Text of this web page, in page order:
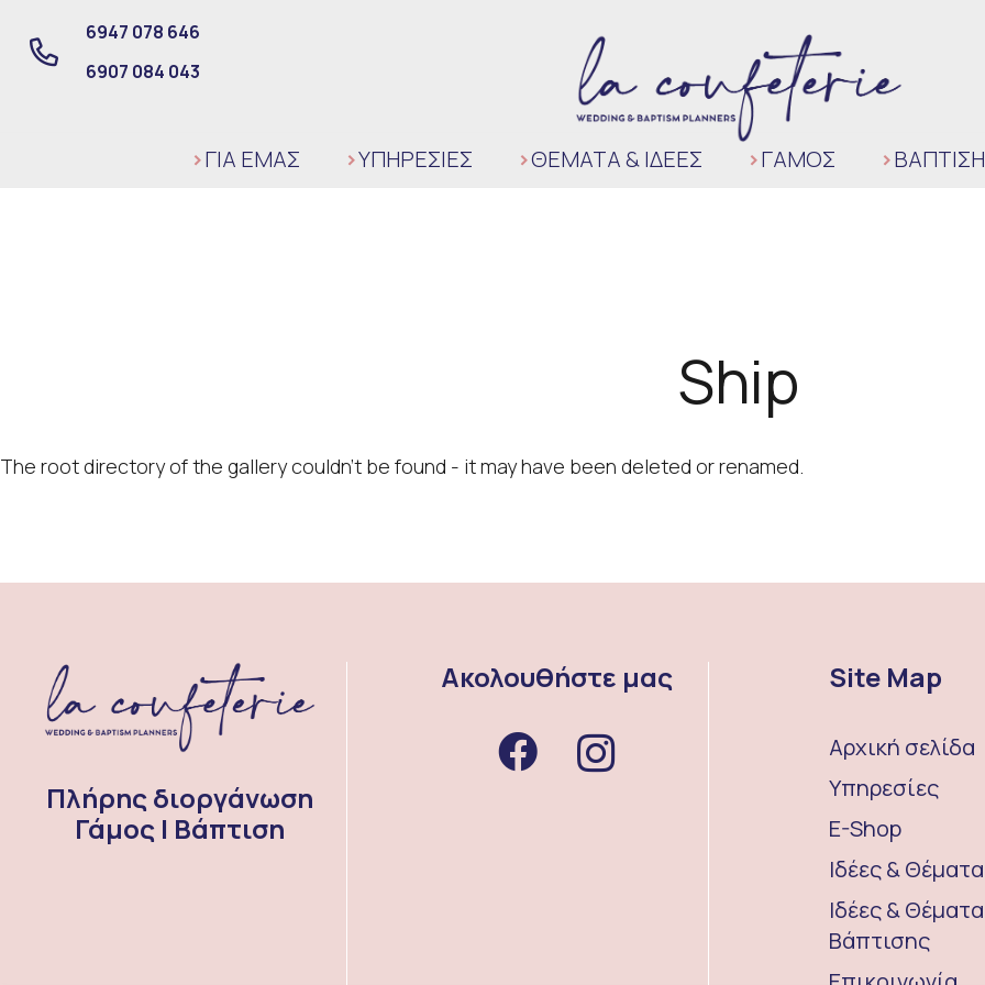
6947 078 646
6907 084 043
ΓΙΑ ΕΜΑΣ ΥΠΗΡΕΣΙΕΣ ΘΈΜΑΤΑ & ΙΔΈΕΣ ΓΆΜΟΣ ΒΑΠΤΙΣΗ
Ship
The root directory of the gallery couldn't be found - it may have been deleted or renamed.
Πλήρης διοργάνωση
Γάμος | Βάπτιση
Ακολουθήστε μας Site Map
Αρχική σελίδα
Υπηρεσίες
E-Shop
Ιδέες &
Ιδέες & Θέματα
Βάπτισης